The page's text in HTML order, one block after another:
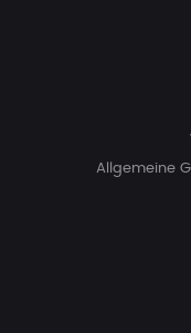
Allgemeine